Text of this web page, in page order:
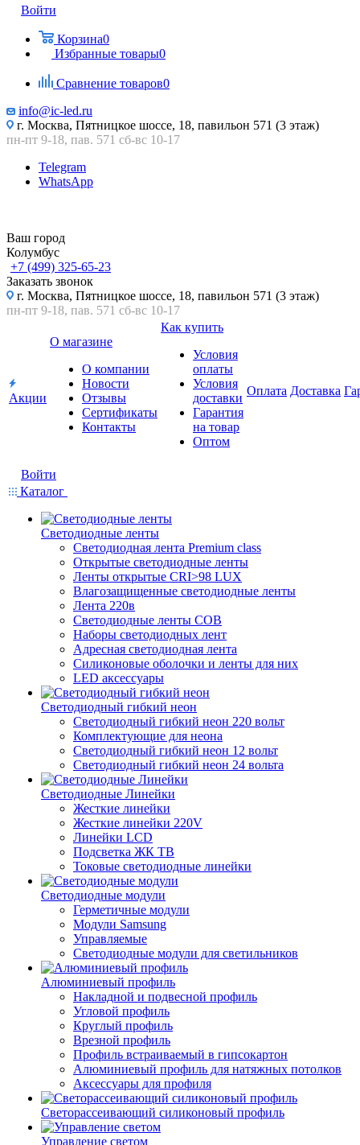
Войти
Корзина0
Избранные товары0
Сравнение товаров0
info@ic-led.ru
г. Москва, Пятницкое шоссе, 18, павильон 571 (3 этаж)
пн-пт 9-18, пав. 571 сб-вс 10-17
Telegram
WhatsApp
Ваш город
Колумбус
+7 (499) 325-65-23
Заказать звонок
г. Москва, Пятницкое шоссе, 18, павильон 571 (3 этаж)
пн-пт 9-18, пав. 571 сб-вс 10-17
Акции
О магазине
О компании
Новости
Отзывы
Сертификаты
Контакты
Как купить
Условия
оплаты
Условия
доставки
Гарантия
на товар
Оптом
Оплата Доставка
Войти
Каталог
Светодиодные ленты
Светодиодная лента Premium class
Открытые светодиодные ленты
Ленты открытые CRI>98 LUX
Влагозащищенные светодиодные ленты
Лента 220в
Светодиодные ленты COB
Наборы светодиодных лент
Адресная светодиодная лента
Силиконовые оболочки и ленты для них
LED аксессуары
Светодиодный гибкий неон
Светодиодный гибкий неон 220 вольт
Комплектующие для неона
Светодиодный гибкий неон 12 вольт
Светодиодный гибкий неон 24 вольта
Светодиодные Линейки
Жесткие линейки
Жесткие линейки 220V
Линейки LCD
Подсветка ЖК ТВ
Токовые светодиодные линейки
Светодиодные модули
Герметичные модули
Модули Samsung
Управляемые
Светодиодные модули для светильников
Алюминиевый профиль
Накладной и подвесной профиль
Угловой профиль
Круглый профиль
Врезной профиль
Профиль встраиваемый в гипсокартон
Алюминиевый профиль для натяжных потолков
Аксессуары для профиля
Светорассеивающий силиконовый профиль
Управление светом